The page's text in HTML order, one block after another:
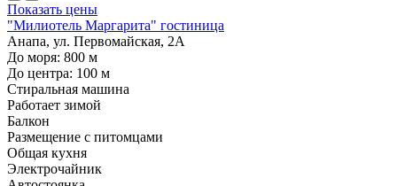
Показать цены
"Милиотель Маргарита" гостиница
Анапа, ул. Первомайская, 2А
До моря: 800 м
До центра: 100 м
Стиральная машина
Работает зимой
Балкон
Размещение с питомцами
Общая кухня
Электрочайник